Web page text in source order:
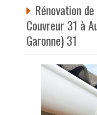
Rénovation
Couvreur 31 à
Garonne) 31